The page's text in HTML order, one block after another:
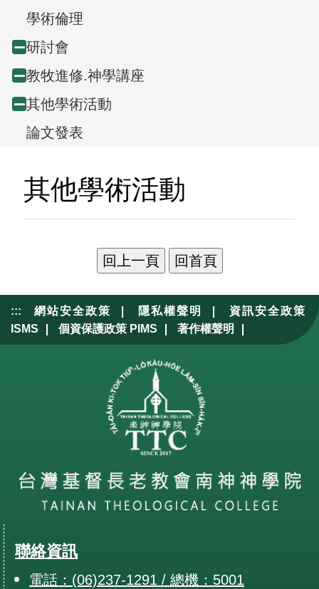
r
e
e
v
i
w
,
學術倫理
Collapse
node
研討會
Collapse
node
教牧進修.神學講座
Collapse
node
其他學術活動
論文發表
其他學術活動
::: 網站安全政策 | 隱私權聲明 |
資訊安全政策
ISMS
| 個資保護政策 PIMS | 著作權聲明 |
聯絡資訊
電話：(06)237-1291 / 總機：5001